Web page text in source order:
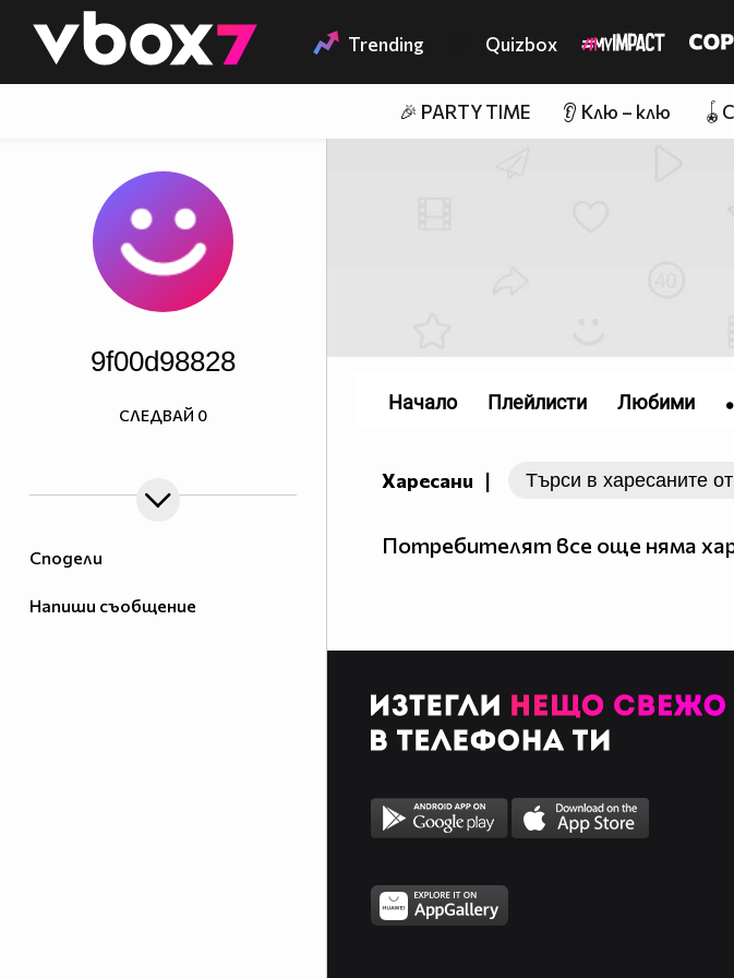
👾 Trending Quizbox
🎉 PARTY TIME 👂 Клю – клю
Сподели
Напиши съобщение
9f00d98828
СЛЕДВАЙ 0
Харесани |
Потребителят все още няма
Начало Плейлисти Любими